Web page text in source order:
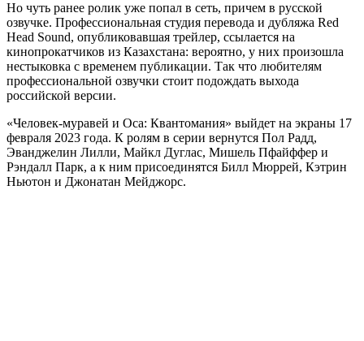
Но чуть ранее ролик уже попал в сеть, причем в русской
озвучке. Профессиональная студия перевода и дубляжа Red
Head Sound, опубликовавшая трейлер, ссылается на
кинопрокатчиков из Казахстана: вероятно, у них произошла
нестыковка с временем публикации. Так что любителям
профессиональной озвучки стоит подождать выхода
российской версии.
«Человек-муравей и Оса: Квантомания» выйдет на экраны 17
февраля 2023 года. К ролям в серии вернутся Пол Радд,
Эванджелин Лилли, Майкл Дуглас, Мишель Пфайффер и
Рэндалл Парк, а к ним присоединятся Билл Мюррей, Кэтрин
Ньютон и Джонатан Мейджорс.